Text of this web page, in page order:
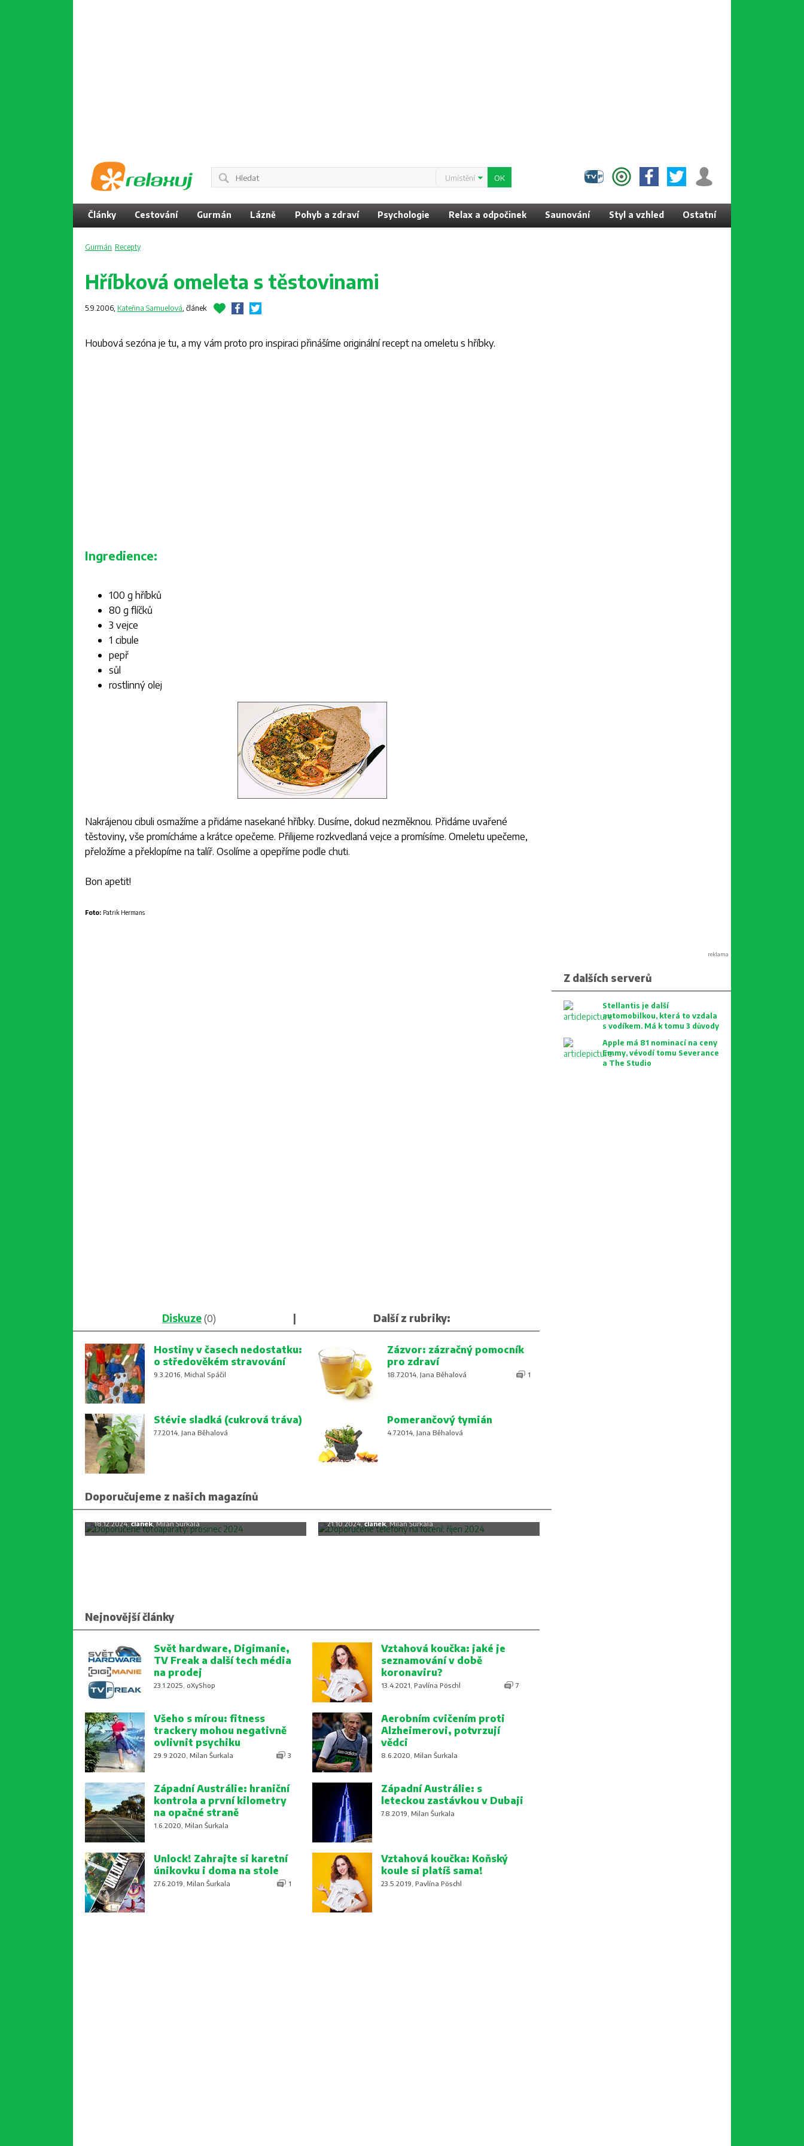
Umístění
Články Cestování Gurmán Lázně Pohyb a zdraví Psychologie Relax a odpočinek Saunování Styl a vzhled Ostatní
Gurmán Recepty
Hříbková omeleta s těstovinami
5.9.2006, Kateřina Samuelová, článek
Houbová sezóna je tu, a my vám proto pro inspiraci přinášíme originální recept na omeletu s hříbky.
Ingredience:
100 g hříbků
80 g flíčků
3 vejce
1 cibule
pepř
sůl
rostlinný olej
Nakrájenou cibuli osmažíme a přidáme nasekané hříbky. Dusíme, dokud nezměknou. Přidáme uvařené
těstoviny, vše promícháme a krátce opečeme. Přilijeme rozkvedlaná vejce a promísíme. Omeletu upečeme,
přeložíme a překlopíme na talíř. Osolíme a opepříme podle chuti.
Bon apetit!
Foto: Patrik Hermans
Diskuze(0) | Další z rubriky:
Hostiny v časech nedostatku:
o středověkém stravování
9.3.2016, Michal Spáčil
Zázvor: zázračný pomocník
pro zdraví
18.7.2014, Jana Běhalová 1
Stévie sladká (cukrová tráva)
7.7.2014, Jana Běhalová
Pomerančový tymián
4.7.2014, Jana Běhalová
Doporučujeme z našich magazínů
Doporučené fotoaparáty: prosinec
2024
18.12.2024,článek, Milan Šurkala
2024
21.10.2024,článek, Milan Šurkala
Nejnovější články
Svět hardware, Digimanie,
TV Freak a další tech média
na prodej
23.1.2025, oXyShop
Vztahová koučka: jaké je
seznamování v době
koronaviru?
13.4.2021, Pavlína Pöschl 7
Všeho s mírou: fitness
trackery mohou negativně
ovlivnit psychiku
29.9.2020, Milan Šurkala 3
Aerobním cvičením proti
Alzheimerovi, potvrzují
vědci
8.6.2020, Milan Šurkala
Západní Austrálie: hraniční
kontrola a první kilometry
na opačné straně
1.6.2020, Milan Šurkala
Západní Austrálie: s
leteckou zastávkou v Dubaji
7.8.2019, Milan Šurkala
Unlock! Zahrajte si karetní
únikovku i doma na stole
27.6.2019, Milan Šurkala 1
Vztahová koučka: Koňský
koule si platíš sama!
23.5.2019, Pavlína Pöschl
reklama
Z dalších serverů
Stellantis je další
automobilkou, která to vzdala
s vodíkem. Má k tomu 3 důvody
Apple má 81 nominací na ceny
Emmy, vévodí tomu Severance
a The Studio